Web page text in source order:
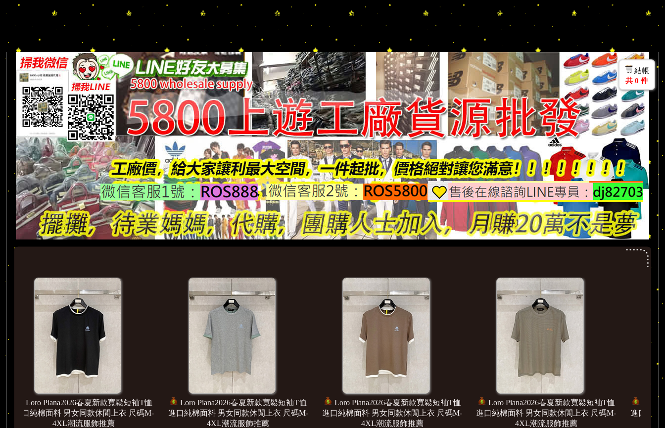
DESCENTE/LV/BURBERRY/GUCCI/PRADA/CHANEL/BALENCIAGA/DIOR/Hermes/FENDI/MONCLER/Armani/Supreme/CK/Nike/Adidas/KENZO/Aape/衣服/包包/襯衫/T 恤/上衣/風衣/夾克/羽絨/
皮革/背心/大衣/外套/長褲/短褲/鞋子/斜背包/兩用包/長夾/短夾/肩背包/手提包/零錢包/涼鞋/運動鞋/球鞋/短靴/長靴/拖鞋/手拿包/名片夾/後背包/託特包/生活用品/腰包/水桶包/鑰匙圈/吊飾/旅行袋/護
照夾/鑰匙包/化妝包/各類精品配件/一手貨源 工廠直營/可零售｜可批發｜團購長期配合 現貨充足 詢問秒回 快速出貨/歡迎批發 團購 擺灘 待業媽媽 代購 團購人士加入 LINE ID:dj82703 官網選
完整相簿款式下載：http://af5800cc.v.yupoo.com
結帳
共 0 件
碼M-
Loro Piana2026春夏新款寬鬆短袖T恤
進口純棉面料 男女同款休閒上衣 尺碼M-
4XL潮流服飾推薦
Loro Piana2026春夏新款寬鬆短袖T恤
進口純棉面料 男女同款休閒上衣 尺碼M-
4XL潮流服飾推薦
Loro Piana2026春夏新款寬鬆短袖T恤
進口純棉面料 男女同款休閒上衣 尺碼M-
4XL潮流服飾推薦
Loro Piana2026春夏新款寬鬆短袖T恤
進口純棉面料 男女同款休閒上衣 尺碼M-
4XL潮流服飾推薦